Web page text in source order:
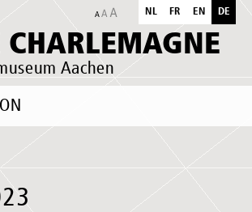
CHARLEMAGNE
Aachen
NL FR EN DE